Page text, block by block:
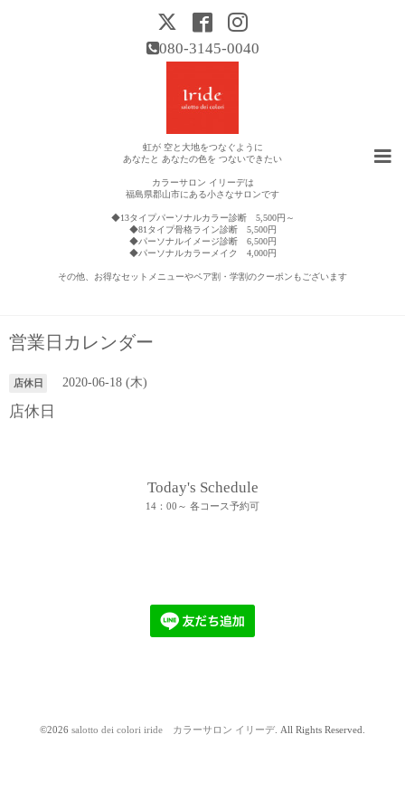
080-3145-0040
虹が 空と大地をつなぐように
あなたと あなたの色を つないできたい
カラーサロン イリーデは
福島県郡山市にある小さなサロンです
◆13タイプパーソナルカラー診断 5,500円～
◆81タイプ骨格ライン診断 5,500円
◆パーソナルイメージ診断 6,500円
◆パーソナルカラーメイク 4,000円
その他、お得なセットメニューやペア割・学割のクーポンもございます
営業日カレンダー
店休日 2020-06-18 (木)
店休日
Today's Schedule
14：00～ 各コース予約可
©2026 salotto dei colori iride カラーサロン イリーデ. All Rights Reserved.